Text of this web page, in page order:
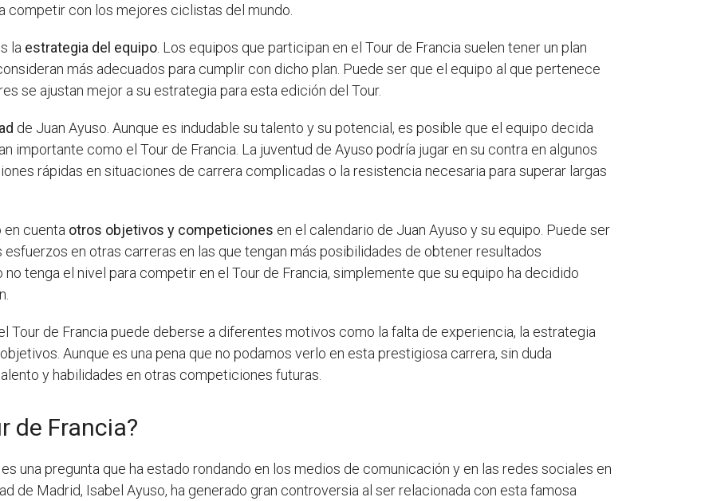
competir con los mejores ciclistas del mundo.
la estrategia del equipo . Los equipos que participan en el Tour de Francia suelen tener un plan
más adecuados para cumplir con dicho plan. Puede ser que el equipo al que pertenece
se ajustan mejor a su estrategia para esta edición del Tour.
de Juan Ayuso. Aunque es indudable su talento y su potencial, es posible que el equipo decida
importante como el Tour de Francia. La juventud de Ayuso podría jugar en su contra en algunos
rápidas en situaciones de carrera complicadas o la resistencia necesaria para superar largas
en cuenta otros objetivos y competiciones en el calendario de Juan Ayuso y su equipo. Puede ser
en otras carreras en las que tengan más posibilidades de obtener resultados
tenga el nivel para competir en el Tour de Francia, simplemente que su equipo ha decidido
Tour de Francia puede deberse a diferentes motivos como la falta de experiencia, la estrategia
Aunque es una pena que no podamos verlo en esta prestigiosa carrera, sin duda
y habilidades en otras competiciones futuras.
de Francia?
una pregunta que ha estado rondando en los medios de comunicación y en las redes sociales en
de Madrid, Isabel Ayuso, ha generado gran controversia al ser relacionada con esta famosa